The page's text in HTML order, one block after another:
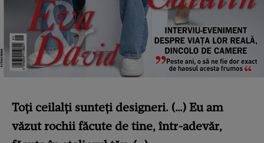
Toți ceilalți sunteți designeri. (…) Eu am
văzut rochii făcute de tine, într-adevăr,